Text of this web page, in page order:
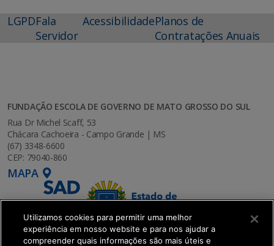
LGPDFala
Servidor
AcessibilidadePlanos de
Contratações Anuais
FUNDAÇÃO ESCOLA DE GOVERNO DE MATO GROSSO DO SUL
Rua Dr Michel Scaff, 53
Chácara Cachoeira - Campo Grande | MS
(67) 3348-6600
CEP: 79040-860
MAPA
Utilizamos cookies para permitir uma melhor
experiência em nosso website e para nos ajudar a
compreender quais informações são mais úteis e